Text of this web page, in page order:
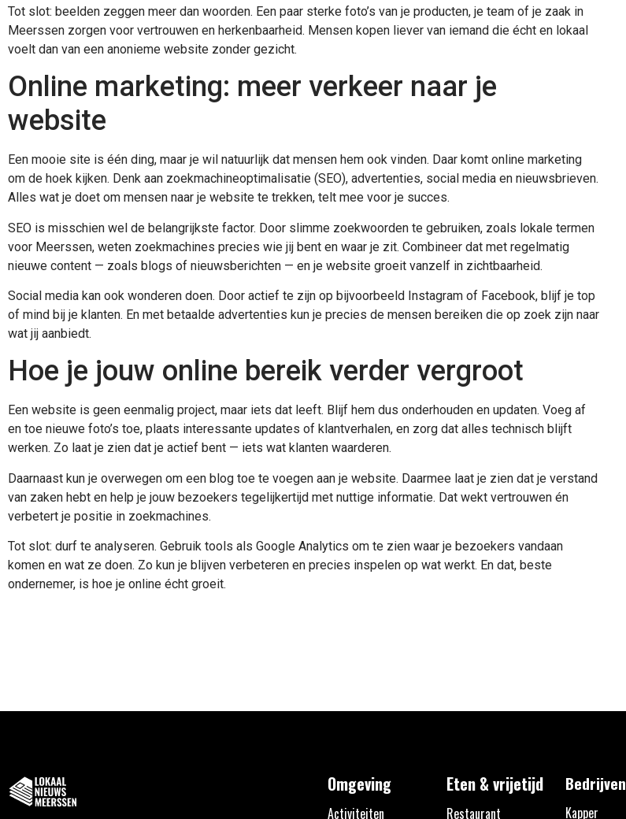
Tot slot: beelden zeggen meer dan woorden. Een paar sterke foto’s van je producten, je team of je zaak in
Meerssen zorgen voor vertrouwen en herkenbaarheid. Mensen kopen liever van iemand die écht en lokaal
voelt dan van een anonieme website zonder gezicht.
Online marketing: meer verkeer naar je
website
Een mooie site is één ding, maar je wil natuurlijk dat mensen hem ook vinden. Daar komt online marketing
om de hoek kijken. Denk aan zoekmachineoptimalisatie (SEO), advertenties, social media en nieuwsbrieven.
Alles wat je doet om mensen naar je website te trekken, telt mee voor je succes.
SEO is misschien wel de belangrijkste factor. Door slimme zoekwoorden te gebruiken, zoals lokale termen
voor Meerssen, weten zoekmachines precies wie jij bent en waar je zit. Combineer dat met regelmatig
nieuwe content — zoals blogs of nieuwsberichten — en je website groeit vanzelf in zichtbaarheid.
Social media kan ook wonderen doen. Door actief te zijn op bijvoorbeeld Instagram of Facebook, blijf je top
of mind bij je klanten. En met betaalde advertenties kun je precies de mensen bereiken die op zoek zijn naar
wat jij aanbiedt.
Hoe je jouw online bereik verder vergroot
Een website is geen eenmalig project, maar iets dat leeft. Blijf hem dus onderhouden en updaten. Voeg af
en toe nieuwe foto’s toe, plaats interessante updates of klantverhalen, en zorg dat alles technisch blijft
werken. Zo laat je zien dat je actief bent — iets wat klanten waarderen.
Daarnaast kun je overwegen om een blog toe te voegen aan je website. Daarmee laat je zien dat je verstand
van zaken hebt en help je jouw bezoekers tegelijkertijd met nuttige informatie. Dat wekt vertrouwen én
verbetert je positie in zoekmachines.
Tot slot: durf te analyseren. Gebruik tools als Google Analytics om te zien waar je bezoekers vandaan
komen en wat ze doen. Zo kun je blijven verbeteren en precies inspelen op wat werkt. En dat, beste
ondernemer, is hoe je online écht groeit.
Omgeving
Activiteiten
Eten & vrijetijd
Restaurant
Bedrijven
Kapper